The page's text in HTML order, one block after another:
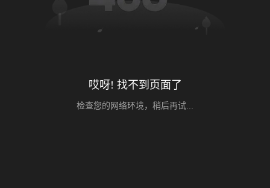
哎呀! 找不到页面了
检查您的网络环境，稍后再试...